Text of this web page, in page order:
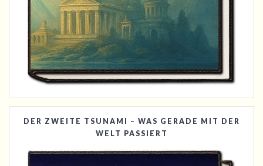
DER ZWEITE TSUNAMI – WAS GERADE MIT DER
WELT PASSIERT